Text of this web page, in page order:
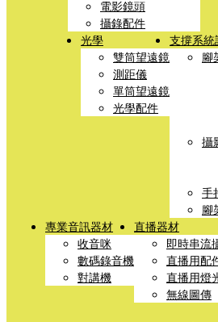
電影鏡頭
攝錄配件
光學
雙筒望遠鏡
測距儀
單筒望遠鏡
光學配件
支撐系統
腳
攝
手
腳
專業音訊器材
收音咪
數碼錄音機
對講機
直播器材
即時串流
直播用配
直播用燈
無線圖傳